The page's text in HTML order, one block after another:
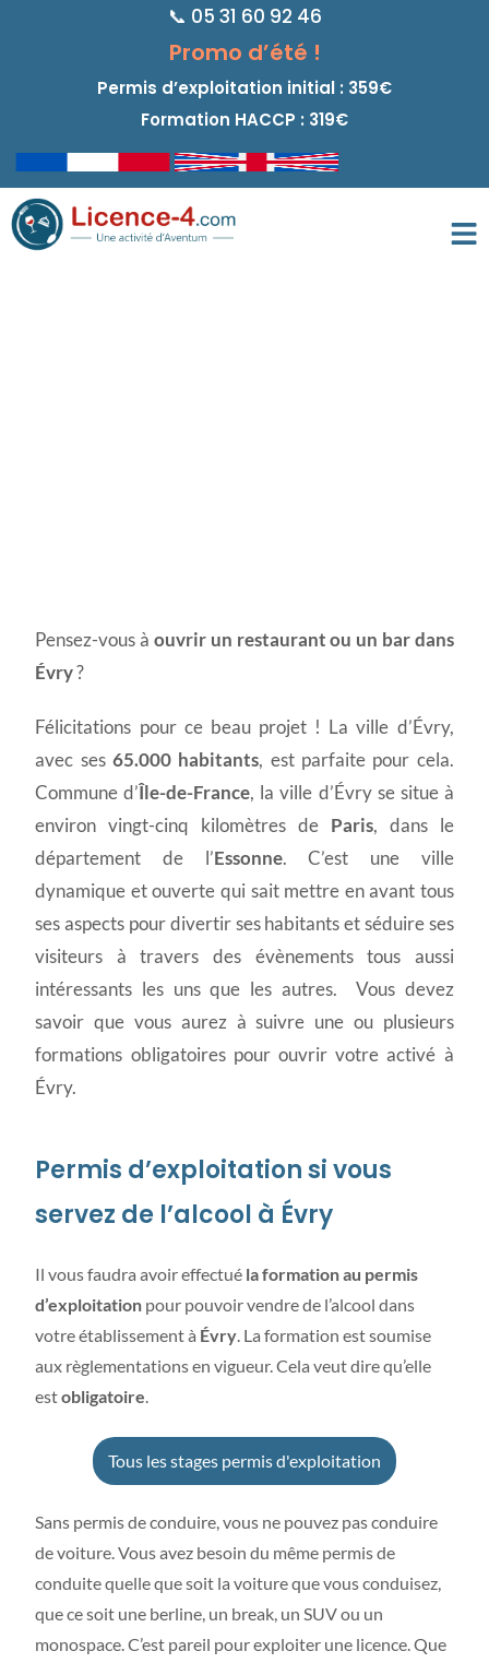
📞 05 31 60 92 46
Promo d’été !
Permis d’exploitation initial : 359€
Formation HACCP : 319€
Évry
Pensez-vous à ouvrir un restaurant ou un bar dans
Évry?
Félicitations pour ce beau projet ! La ville d’Évry,
avec ses65.000 habitants, est parfaite pour cela.
Commune d’Île-de-France, la ville d’Évry se situe à
environ vingt-cinq kilomètres de Paris, dans le
département de l’Essonne. C’est une ville
dynamique et ouverte qui sait mettre en avant tous
ses aspects pour divertir ses habitants et séduire ses
visiteurs à travers des évènements tous aussi
intéressants les uns que les autres. Vous devez
savoir que vous aurez à suivre une ou plusieurs
formations obligatoires pour ouvrir votre activé à
Évry.
Permis d’exploitation si vous
servez de l’alcool à Évry
Il vous faudra avoir effectué la formation au permis
d’exploitation pour pouvoir vendre de l’alcool dans
votre établissement à Évry. La formation est soumise
aux règlementations en vigueur. Cela veut dire qu’elle
estobligatoire.
Tous les stages permis d'exploitation
Sans permis de conduire, vous ne pouvez pas conduire
de voiture. Vous avez besoin du même permis de
conduite quelle que soit la voiture que vous conduisez,
que ce soit une berline, un break, un SUV ou un
monospace. C’est pareil pour exploiter une licence. Que